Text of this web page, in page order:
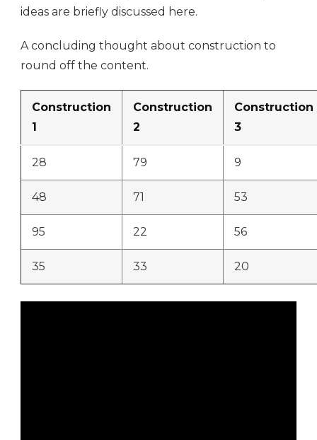
ideas are briefly discussed here.
A concluding thought about construction to
round off the content.
Construction
1
Construction
2
Construction
3
28 79 9
48 71 53
95 22 56
35 33 20